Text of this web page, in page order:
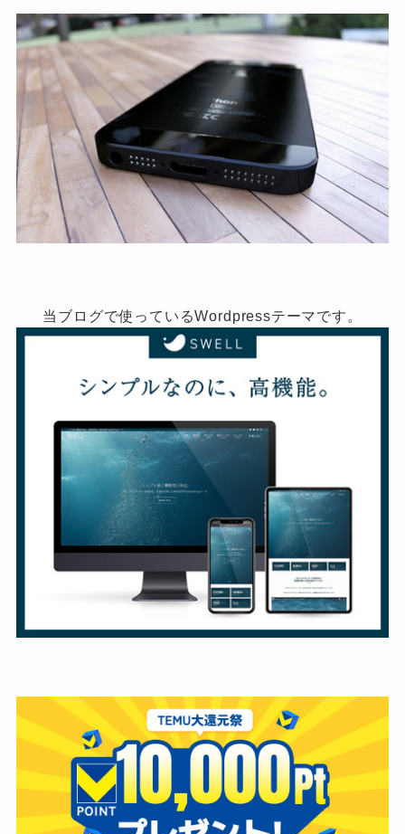
当ブログで使っているWordpressテーマです。